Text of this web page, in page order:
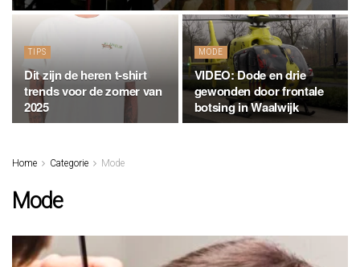
TIPS
Dit zijn de heren t-shirt
trends voor de zomer van
2025
MODE
VIDEO: Dode en drie
gewonden door frontale
botsing in Waalwijk
Home Categorie Mode
Mode